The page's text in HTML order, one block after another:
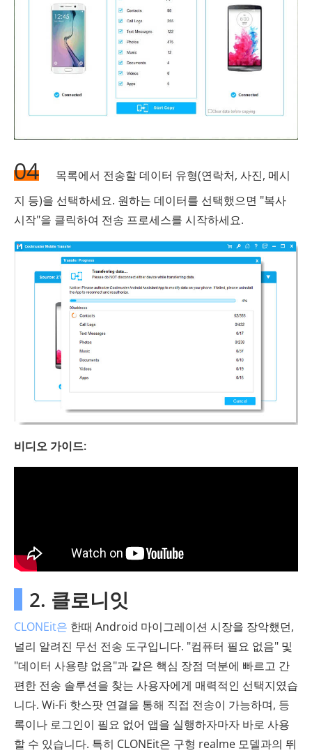
04
목록에서 전송할 데이터 유형(연락처, 사진, 메시
지 등)을 선택하세요. 원하는 데이터를 선택했으면 "복사
시작"을 클릭하여 전송 프로세스를 시작하세요.
비디오 가이드:
2. 클로니잇
CLONEit은 한때 Android 마이그레이션 시장을 장악했던,
널리 알려진 무선 전송 도구입니다. "컴퓨터 필요 없음" 및
"데이터 사용량 없음"과 같은 핵심 장점 덕분에 빠르고 간
편한 전송 솔루션을 찾는 사용자에게 매력적인 선택지였습
니다. Wi-Fi 핫스팟 연결을 통해 직접 전송이 가능하며, 등
록이나 로그인이 필요 없어 앱을 실행하자마자 바로 사용
할 수 있습니다. 특히 CLONEit은 구형 realme 모델과의 뛰